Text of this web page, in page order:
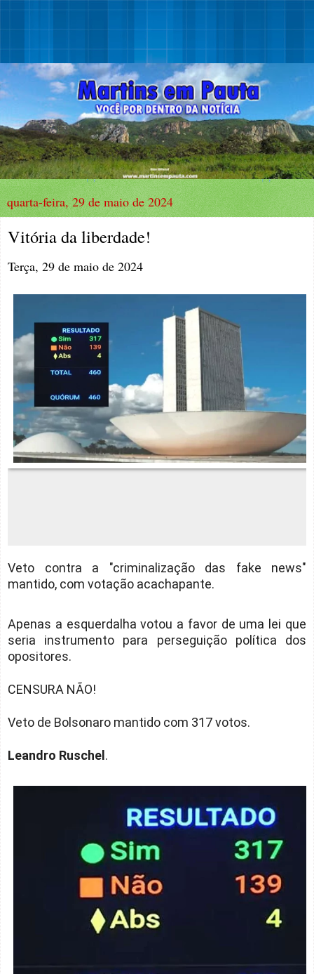
quarta-feira, 29 de maio de 2024
Vitória da liberdade!
Terça, 29 de maio de 2024
Veto contra a "criminalização das fake news"
mantido, com votação acachapante.
Apenas a esquerdalha votou a favor de uma lei que
seria instrumento para perseguição política dos
opositores.
CENSURA NÃO!
Veto de Bolsonaro mantido com 317 votos.
Leandro Ruschel.